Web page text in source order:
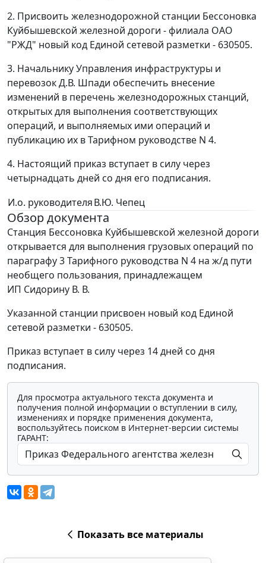
2. Присвоить железнодорожной станции Бессоновка
Куйбышевской железной дороги - филиала ОАО
"РЖД" новый код Единой сетевой разметки - 630505.
3. Начальнику Управления инфраструктуры и
перевозок Д.В. Шпади обеспечить внесение
изменений в перечень железнодорожных станций,
открытых для выполнения соответствующих
операций, и выполняемых ими операций и
публикацию их в Тарифном руководстве N 4.
4. Настоящий приказ вступает в силу через
четырнадцать дней со дня его подписания.
И.о. руководителяВ.Ю. Чепец
Обзор документа
Станция Бессоновка Куйбышевской железной дороги
открывается для выполнения грузовых операций по
параграфу 3 Тарифного руководства N 4 на ж/д пути
необщего пользования, принадлежащем
ИП Сидорину В. В.
Указанной станции присвоен новый код Единой
сетевой разметки - 630505.
Приказ вступает в силу через 14 дней со дня
подписания.
Для просмотра актуального текста документа и
получения полной информации о вступлении в силу,
изменениях и порядке применения документа,
воспользуйтесь поиском в Интернет-версии системы
ГАРАНТ:
Показать все материалы